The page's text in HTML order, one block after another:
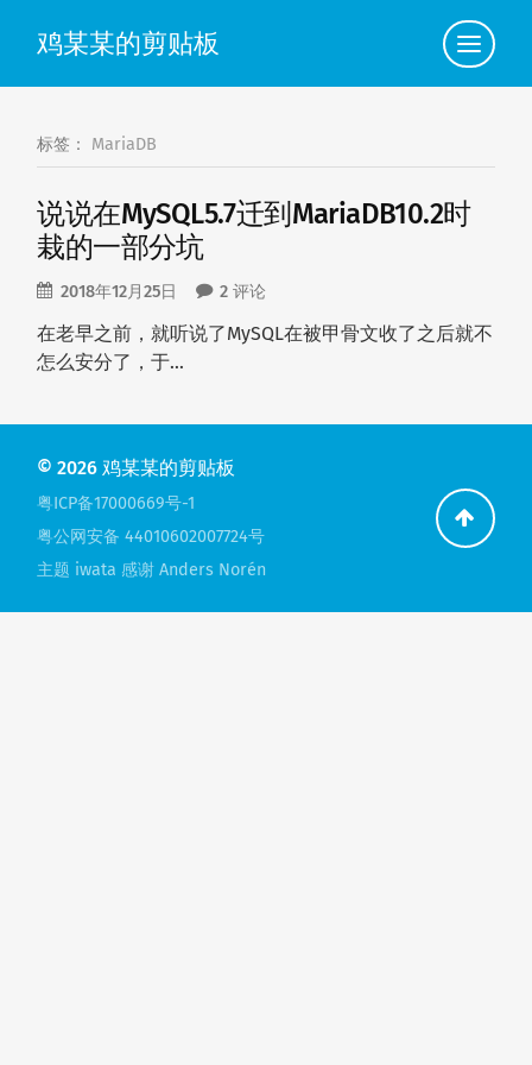
鸡某某的剪贴板
点
此
查
标签： MariaDB
说说在MySQL5.7迁到MariaDB10.2时
栽的一部分坑
2018年12月25日 2 评论
在老早之前，就听说了MySQL在被甲骨文收了之后就不
怎么安分了，于…
© 2026鸡某某的剪贴板
粤ICP备17000669号-1
粤公网安备 44010602007724号
主题 iwata 感谢Anders Norén